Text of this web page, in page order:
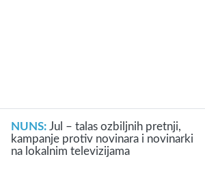
NUNS:Jul – talas ozbiljnih pretnji,
kampanje protiv novinara i novinarki
na lokalnim televizijama